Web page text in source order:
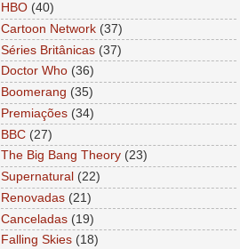
HBO (40)
Cartoon Network (37)
Séries Britânicas (37)
Doctor Who (36)
Boomerang (35)
Premiações (34)
BBC (27)
The Big Bang Theory (23)
Supernatural (22)
Renovadas (21)
Canceladas (19)
Falling Skies (18)